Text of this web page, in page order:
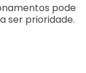
pode
ser prioridade.